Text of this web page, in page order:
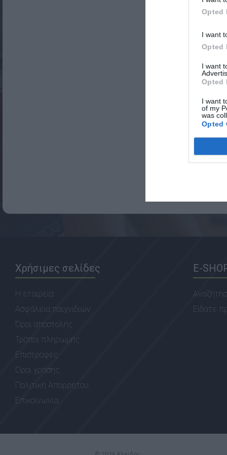
Opted
I want
Opted
I want
Opted
I want
of my
was
Opted
Χρήσιμες σελίδες
Η εταιρεία
Ασφάλεια παιχνιδιών
Όροι αποστολής
Τρόποι πληρωμής
Επιστροφές
Όροι χρήσης
Πολιτική Απορρήτου
Επικοινωνία
E-
Είδατε